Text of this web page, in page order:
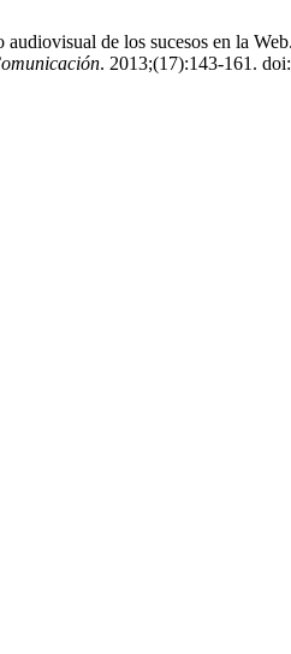
de los sucesos en la
. 2013;(17):143-161. doi: